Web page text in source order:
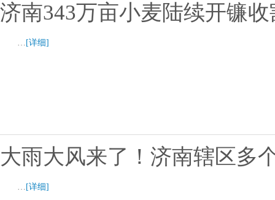
济南343万亩小麦陆续开镰
… [详细]
大雨大风来了！济南辖区多
… [详细]